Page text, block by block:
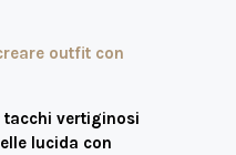
outfit con
tacchi vertiginosi
lucida con